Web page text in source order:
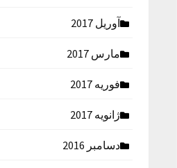
آوریل 2017
مارس 2017
فوریه 2017
ژانویه 2017
دسامبر 2016